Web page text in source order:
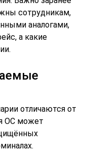
сотрудникам,
аналогами,
а какие
отличаются от
ОС может